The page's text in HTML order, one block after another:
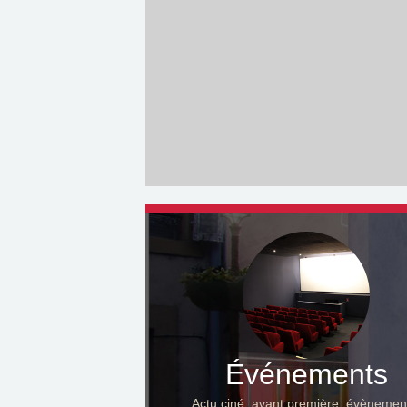
Événements
Actu ciné, avant première,